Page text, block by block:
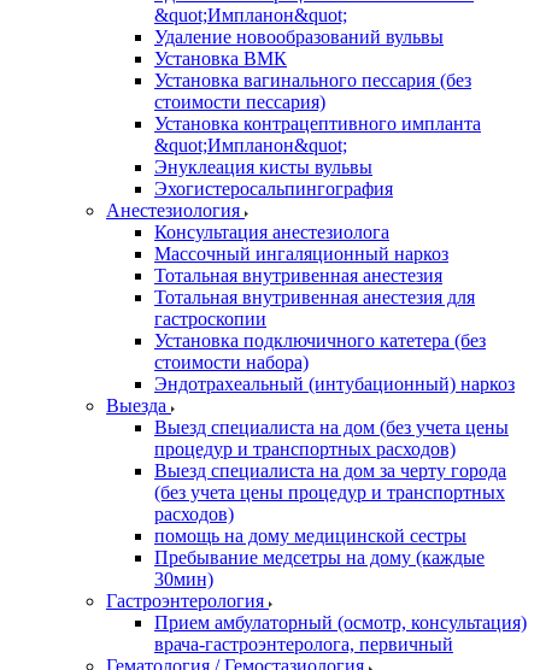
&quot;Импланон&quot;
Удаление новообразований вульвы
Установка ВМК
Установка вагинального пессария (без
стоимости пессария)
Установка контрацептивного импланта
&quot;Импланон&quot;
Энуклеация кисты вульвы
Эхогистеросальпингография
Анестезиология
Консультация анестезиолога
Массочный ингаляционный наркоз
Тотальная внутривенная анестезия
Тотальная внутривенная анестезия для
гастроскопии
Установка подключичного катетера (без
стоимости набора)
Эндотрахеальный (интубационный) наркоз
Выезда
Выезд специалиста на дом (без учета цены
процедур и транспортных расходов)
Выезд специалиста на дом за черту города
(без учета цены процедур и транспортных
расходов)
помощь на дому медицинской сестры
Пребывание медсетры на дому (каждые
30мин)
Гастроэнтерология
Прием амбулаторный (осмотр, консультация)
врача-гастроэнтеролога, первичный
Гематология / Гемостазиология